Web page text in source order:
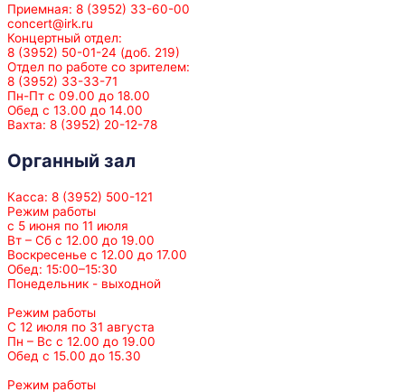
Приемная: 8 (3952) 33-60-00
concert@irk.ru
Концертный отдел:
8 (3952) 50-01-24 (доб. 219)
Отдел по работе со зрителем:
8 (3952) 33-33-71
Пн-Пт с 09.00 до 18.00
Обед с 13.00 до 14.00
Вахта: 8 (3952) 20-12-78
Органный зал
Касса: 8 (3952) 500-121
Режим работы
с 5 июня по 11 июля
Вт – Сб с 12.00 до 19.00
Воскресенье с 12.00 до 17.00
Обед: 15:00–15:30
Понедельник - выходной
Режим работы
С 12 июля по 31 августа
Пн – Вс с 12.00 до 19.00
Обед с 15.00 до 15.30
Режим работы